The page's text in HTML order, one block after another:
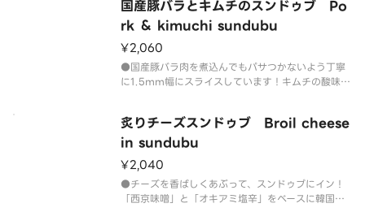
「オキアミ塩辛」をベースに韓国一味を加えたスー
プは辛さの中に甘みとコクがあり
国産豚バラとキムチのスンドゥブ Po
rk ＆ kimuchi sundubu
¥2,060
●国産豚バラ肉を煮込んでもパサつかないよう丁寧
に1.5ｍｍ幅にスライスしています！キムチの酸味と
えたスープは辛さの中に甘みとコクがありヤミツキ
になる味わいです！【内容】
炙りチーズスンドゥブ Broil cheese
in sundubu
¥2,040
●チーズを香ばしくあぶって、スンドゥブにイン！
「西京味噌」と「オキアミ塩辛」をベースに韓国一